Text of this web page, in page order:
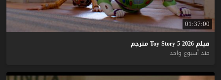
01:37:00
فيلم Toy Story 5 2026
مترجم
منذ أسبوع واحد